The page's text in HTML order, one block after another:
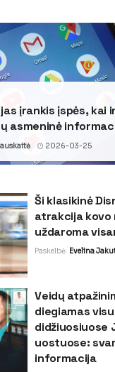
įrankis įspės, kai
asmeninė
2026-03-25
Ši klasikinė
atrakcija kovo
uždaroma
Paskelbė Evelina
Veidų
diegiamas
didžiuosiuose
uostuose:
informacija